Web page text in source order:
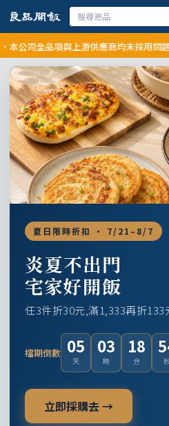
全品項與上游供應商均未採用問題油品
夏日限時折扣 · 7/21–8/7
炎夏不出門
宅家好開飯
任3件折30元,滿1,333再折133
檔期倒數 05
天
03
時
18
分
立即採購去 →